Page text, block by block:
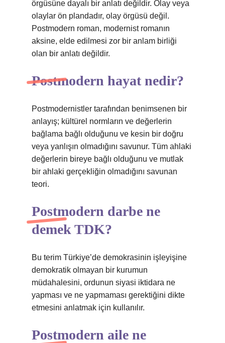
örgüsüne dayalı bir anlatı değildir. Olay veya
olaylar ön plandadır, olay örgüsü değil.
Postmodern roman, modernist romanın
aksine, elde edilmesi zor bir anlam birliği
olan bir anlatı değildir.
Postmodern hayat nedir?
Postmodernistler tarafından benimsenen bir
anlayış; kültürel normların ve değerlerin
bağlama bağlı olduğunu ve kesin bir doğru
veya yanlışın olmadığını savunur. Tüm ahlaki
değerlerin bireye bağlı olduğunu ve mutlak
bir ahlaki gerçekliğin olmadığını savunan
teori.
Postmodern darbe ne
demek TDK?
Bu terim Türkiye’de demokrasinin işleyişine
demokratik olmayan bir kurumun
müdahalesini, ordunun siyasi iktidara ne
yapması ve ne yapmaması gerektiğini dikte
etmesini anlatmak için kullanılır.
Postmodern aile ne